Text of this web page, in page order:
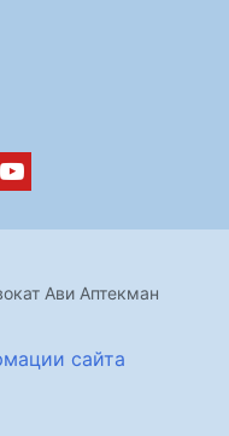
Ави Аптекман
сайта